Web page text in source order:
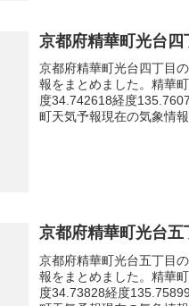
京都府精華町光台
京都府精華町光台四丁目
報をまとめました。精華
度34.742618経度
町天気予報現在の気象情
京都府精華町光台
京都府精華町光台五丁目
報をまとめました。精華
度34.73828経度